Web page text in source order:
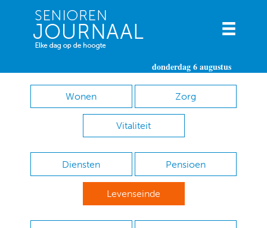
donderdag 6 augustus
Wonen Zorg
Vitaliteit
Diensten Pensioen
Levenseinde